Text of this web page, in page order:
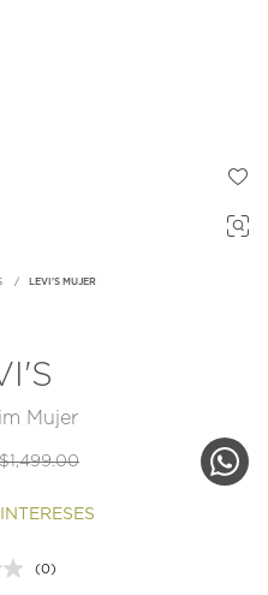
LEVI'S MUJER
Mujer
$1,499.00
Sin
(0)